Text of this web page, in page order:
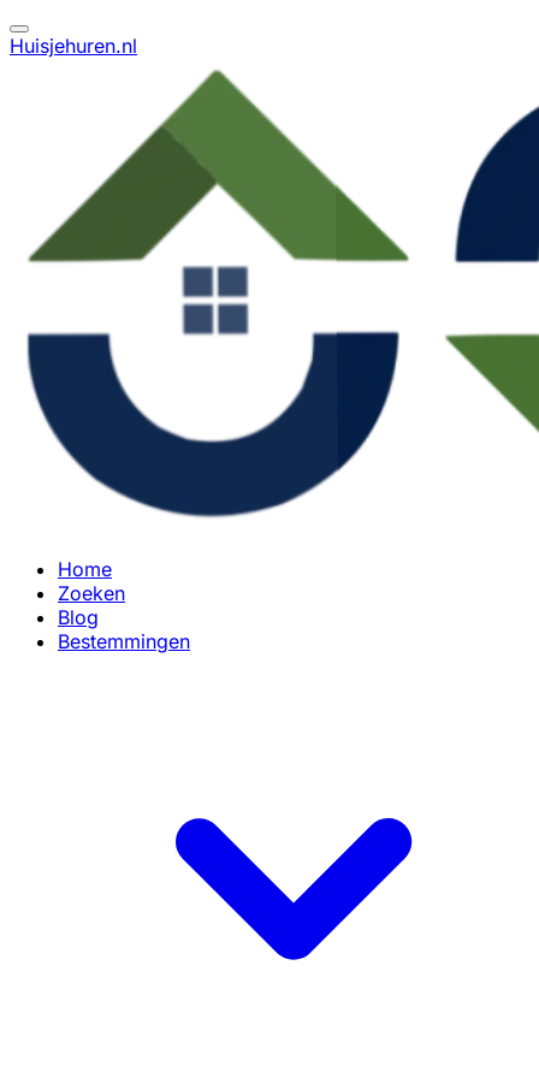
Huisjehuren.nl
Home
Zoeken
Blog
Bestemmingen